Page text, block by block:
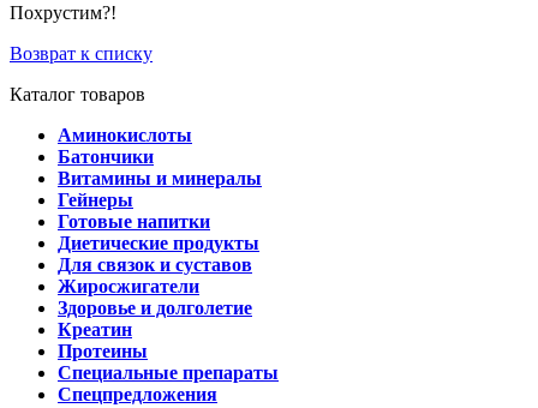
Похрустим?!
Возврат к списку
Каталог товаров
Аминокислоты
Батончики
Витамины и минералы
Гейнеры
Готовые напитки
Диетические продукты
Для связок и суставов
Жиросжигатели
Здоровье и долголетие
Креатин
Протеины
Специальные препараты
Спецпредложения